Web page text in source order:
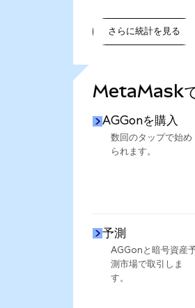
さらに統計を見る
MetaMask
AGGonを購入
数回のタップで始め
られます。
予測
AGGonと暗号資産
測市場で取引しま
す。